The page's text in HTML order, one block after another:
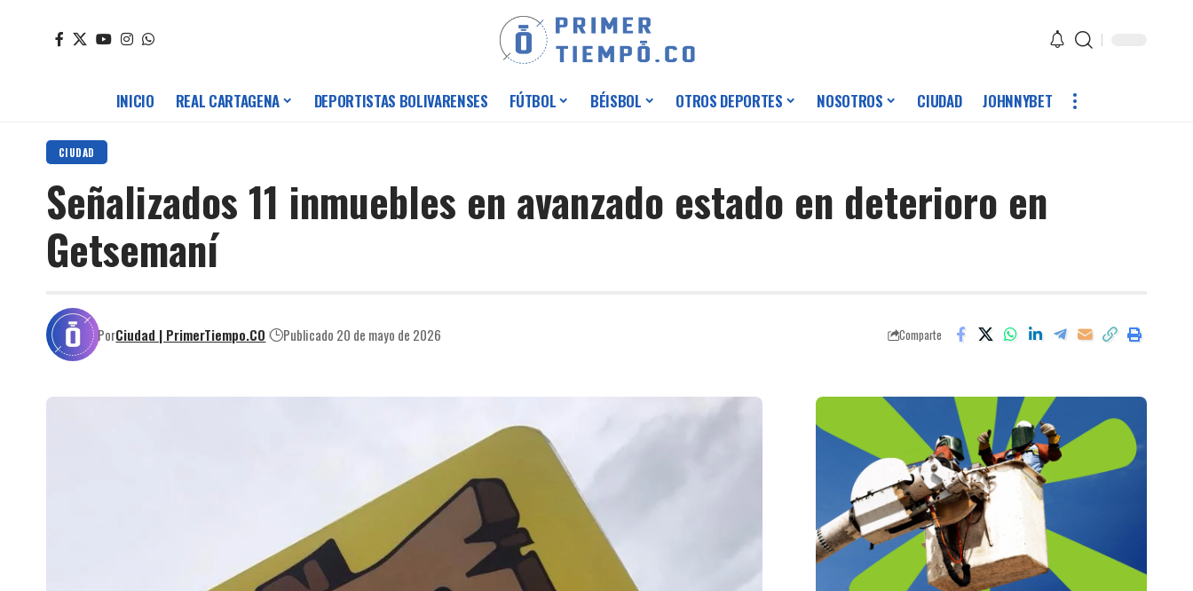
INICIO REAL CARTAGENA DEPORTISTAS BOLIVARENSES FÚTBOL BÉISBOL OTROS DEPORTES NOSOTROS CIUDAD JOHNNYBET
CIUDAD
Señalizados 11 inmuebles en avanzado estado en deterioro en
Getsemaní
PorCiudad | PrimerTiempo.CO Publicado 20 de mayo de 2026 Comparte